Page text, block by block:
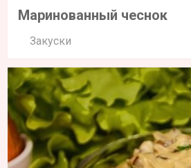
Маринованный чеснок
Закуски